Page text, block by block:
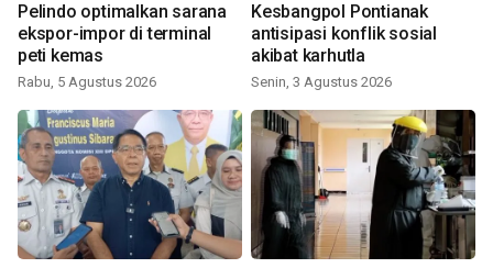
Pelindo optimalkan sarana
ekspor-impor di terminal
peti kemas
Rabu, 5 Agustus 2026
Kesbangpol Pontianak
antisipasi konflik sosial
akibat karhutla
Senin, 3 Agustus 2026